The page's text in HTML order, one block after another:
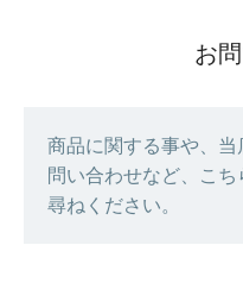
お
商品に関する事や、
問い合わせなど、こ
尋ねください。